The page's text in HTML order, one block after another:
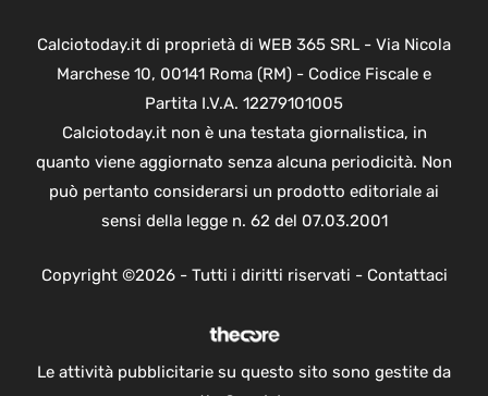
Calciotoday.it di proprietà di WEB 365 SRL - Via Nicola
Marchese 10, 00141 Roma (RM) - Codice Fiscale e
Partita I.V.A. 12279101005
Calciotoday.it non è una testata giornalistica, in
quanto viene aggiornato senza alcuna periodicità. Non
può pertanto considerarsi un prodotto editoriale ai
sensi della legge n. 62 del 07.03.2001
Copyright ©2026 - Tutti i diritti riservati - Contattaci
Le attività pubblicitarie su questo sito sono gestite da